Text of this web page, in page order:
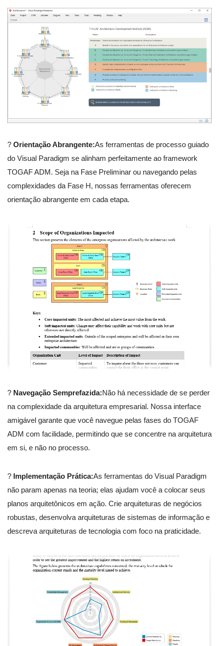
? Orientação Abrangente:As ferramentas de processo guiado
do Visual Paradigm se alinham perfeitamente ao framework
TOGAF ADM. Seja na Fase Preliminar ou navegando pelas
complexidades da Fase H, nossas ferramentas oferecem
orientação abrangente em cada etapa.
? Navegação Semprefazida:Não há necessidade de se perder
na complexidade da arquitetura empresarial. Nossa interface
amigável garante que você navegue pelas fases do TOGAF
ADM com facilidade, permitindo que se concentre na arquitetura
em si, e não no processo.
?️ Implementação Prática:As ferramentas do Visual Paradigm
não param apenas na teoria; elas ajudam você a colocar seus
planos arquitetônicos em ação. Crie arquiteturas de negócios
robustas, desenvolva arquiteturas de sistemas de informação e
descreva arquiteturas de tecnologia com foco na praticidade.